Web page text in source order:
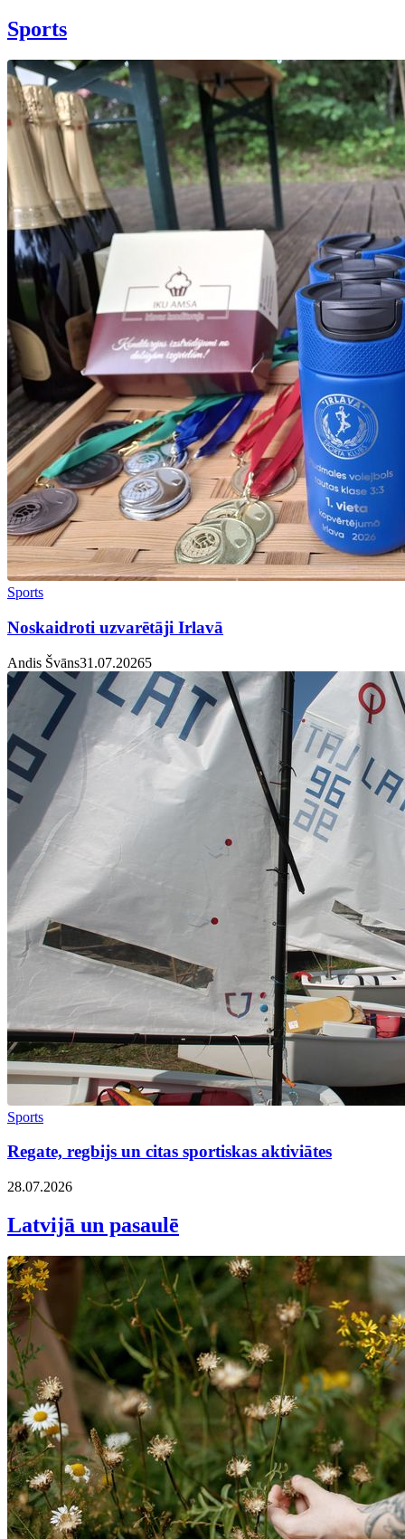
Sports
Sports
Noskaidroti uzvarētāji Irlavā
Andis Švāns31.07.20265
Sports
Regate, regbijs un citas sportiskas aktiviātes
28.07.2026
Latvijā un pasaulē